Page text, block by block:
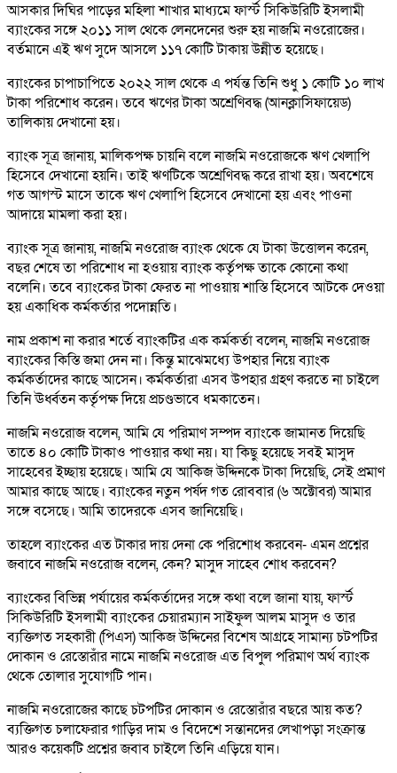
আসকার দিঘির পাড়ের মহিলা শাখার মাধ্যমে ফার্স্ট সিকিউরিটি ইসলামী
ব্যাংকের সঙ্গে ২০১১ সাল থেকে লেনদেনের শুরু হয় নাজমি নওরোজের।
বর্তমানে এই ঋণ সুদে আসলে ১১৭ কোটি টাকায় উন্নীত হয়েছে।
ব্যাংকের চাপাচাপিতে ২০২২ সাল থেকে এ পর্যন্ত তিনি শুধু ১ কোটি ১০ লাখ
টাকা পরিশোধ করেন। তবে ঋণের টাকা অশ্রেণিবদ্ধ (আনক্লাসিফায়েড)
তালিকায় দেখানো হয়।
ব্যাংক সূত্র জানায়, মালিকপক্ষ চায়নি বলে নাজমি নওরোজকে ঋণ খেলাপি
হিসেবে দেখানো হয়নি। তাই ঋণটিকে অশ্রেণিবদ্ধ করে রাখা হয়। অবশেষে
গত আগস্ট মাসে তাকে ঋণ খেলাপি হিসেবে দেখানো হয় এবং পাওনা
আদায়ে মামলা করা হয়।
ব্যাংক সূত্র জানায়, নাজমি নওরোজ ব্যাংক থেকে যে টাকা উত্তোলন করেন,
বছর শেষে তা পরিশোধ না হওয়ায় ব্যাংক কর্তৃপক্ষ তাকে কোনো কথা
বলেনি। তবে ব্যাংকের টাকা ফেরত না পাওয়ায় শাস্তি হিসেবে আটকে দেওয়া
হয় একাধিক কর্মকর্তার পদোন্নতি।
নাম প্রকাশ না করার শর্তে ব্যাংকটির এক কর্মকর্তা বলেন, নাজমি নওরোজ
ব্যাংকের কিস্তি জমা দেন না। কিন্তু মাঝেমধ্যে উপহার নিয়ে ব্যাংক
কর্মকর্তাদের কাছে আসেন। কর্মকর্তারা এসব উপহার গ্রহণ করতে না চাইলে
তিনি ঊর্ধ্বতন কর্তৃপক্ষ দিয়ে প্রচণ্ডভাবে ধমকাতেন।
নাজমি নওরোজ বলেন, আমি যে পরিমাণ সম্পদ ব্যাংকে জামানত দিয়েছি
তাতে ৪০ কোটি টাকাও পাওয়ার কথা নয়। যা কিছু হয়েছে সবই মাসুদ
সাহেবের ইচ্ছায় হয়েছে। আমি যে আকিজ উদ্দিনকে টাকা দিয়েছি, সেই প্রমাণ
আমার কাছে আছে। ব্যাংকের নতুন পর্ষদ গত রোববার (৬ অক্টোবর) আমার
সঙ্গে বসেছে। আমি তাদেরকে এসব জানিয়েছি।
তাহলে ব্যাংকের এত টাকার দায় দেনা কে পরিশোধ করবেন- এমন প্রশ্নের
জবাবে নাজমি নওরোজ বলেন, কেন? মাসুদ সাহেব শোধ করবেন?
ব্যাংকের বিভিন্ন পর্যায়ের কর্মকর্তাদের সঙ্গে কথা বলে জানা যায়, ফার্স্ট
সিকিউরিটি ইসলামী ব্যাংকের চেয়ারম্যান সাইফুল আলম মাসুদ ও তার
ব্যক্তিগত সহকারী (পিএস) আকিজ উদ্দিনের বিশেষ আগ্রহে সামান্য চটপটির
দোকান ও রেস্তোরাঁর নামে নাজমি নওরোজ এত বিপুল পরিমাণ অর্থ ব্যাংক
থেকে তোলার সুযোগটি পান।
নাজমি নওরোজের কাছে চটপটির দোকান ও রেস্তোরাঁর বছরে আয় কত?
ব্যক্তিগত চলাফেরার গাড়ির দাম ও বিদেশে সন্তানদের লেখাপড়া সংক্রান্ত
আরও কয়েকটি প্রশ্নের জবাব চাইলে তিনি এড়িয়ে যান।